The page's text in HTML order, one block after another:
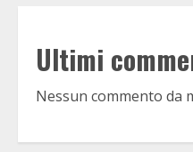
Ultimi
Nessun commento da